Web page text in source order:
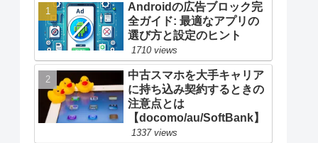
Androidの広告ブロック完
全ガイド: 最適なアプリの
選び方と設定のヒント
1710 views
中古スマホを大手キャリア
に持ち込み契約するときの
注意点とは
【docomo/au/SoftBank】
1337 views